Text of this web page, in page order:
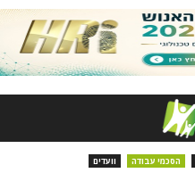
הסכמי עבודה וועדים